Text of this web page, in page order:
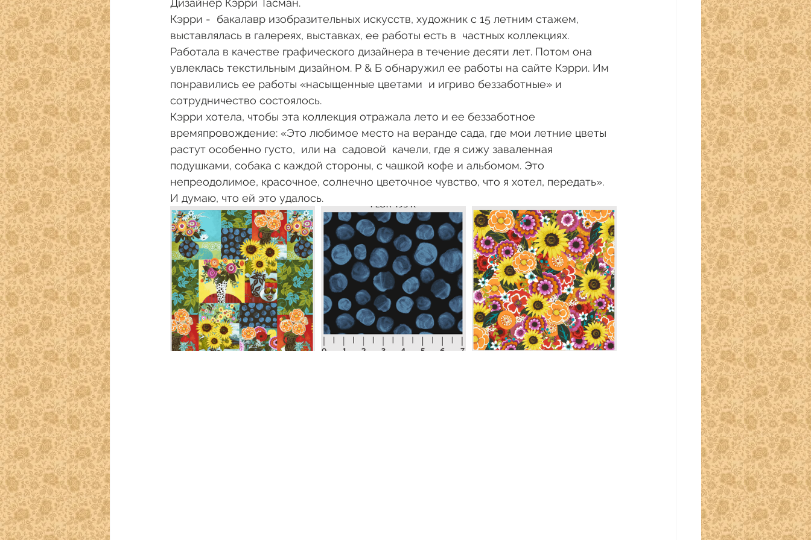
Дизайнер Кэрри Тасман.
Кэрри -  бакалавр изобразительных искусств, художник с 15 летним стажем,
выставлялась в галереях, выставках, ее работы есть в  частных коллекциях.
Работала в качестве графического дизайнера в течение десяти лет. Потом она
увлеклась текстильным дизайном. Р & Б обнаружил ее работы на сайте Кэрри. Им
понравились ее работы «насыщенные цветами  и игриво беззаботные» и
сотрудничество состоялось.
Кэрри хотела, чтобы эта коллекция отражала лето и ее беззаботное
времяпровождение: «Это любимое место на веранде сада, где мои летние цветы
растут особенно густо,  или на  садовой  качели, где я сижу заваленная
подушками, собака с каждой стороны, с чашкой кофе и альбомом. Это
непреодолимое, красочное, солнечно цветочное чувство, что я хотел, передать».
И думаю, что ей это удалось.